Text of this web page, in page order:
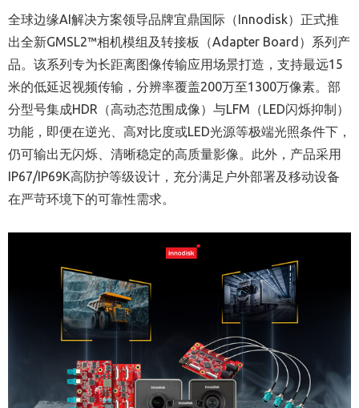
全球边缘AI解决方案领导品牌宜鼎国际（Innodisk）正式推
出全新GMSL2™相机模组及转接板（Adapter Board）系列产
品。该系列专为长距离图像传输应用场景打造，支持最远15
米的低延迟视频传输，分辨率覆盖200万至1300万像素。部
分型号集成HDR（高动态范围成像）与LFM（LED闪烁抑制）
功能，即便在逆光、高对比度或LED光源等极端光照条件下，
仍可输出无闪烁、清晰稳定的高质量影像。此外，产品采用
IP67/IP69K高防护等级设计，充分满足户外部署及移动设备
在严苛环境下的可靠性需求。